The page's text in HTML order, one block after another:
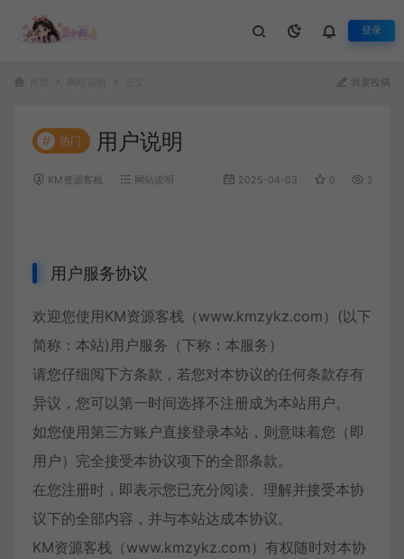
登录
我要投稿
# 热门 用户说明
KM资源客栈 网站说明 2025-04-03 0 300
用户服务协议
欢迎您使用KM资源客栈（www.kmzykz.com）(以下
简称：本站)用户服务（下称：本服务）
请您仔细阅下方条款，若您对本协议的任何条款存有
异议，您可以第一时间选择不注册成为本站用户。
如您使用第三方账户直接登录本站，则意味着您（即
用户）完全接受本协议项下的全部条款。
在您注册时，即表示您已充分阅读、理解并接受本协
议下的全部内容，并与本站达成本协议。
KM资源客栈（www.kmzykz.com）有权随时对本协